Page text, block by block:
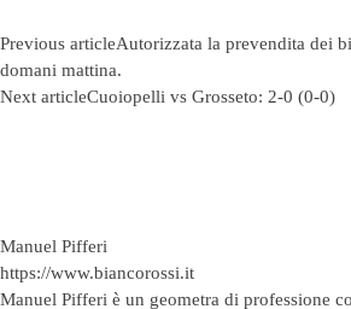
Previous articleAutorizzata la prevendita dei
domani mattina.
Next articleCuoiopelli vs Grosseto: 2-0 (0-0)
Manuel Pifferi
https://www.biancorossi.it
Manuel Pifferi è un geometra di professione